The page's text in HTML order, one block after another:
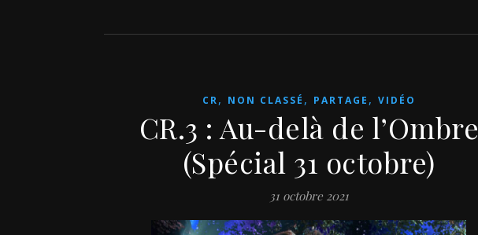
CR, NON CLASSÉ , PARTAGE , VIDÉO
CR.3 : Au-delà de l’Ombre
(Spécial 31 octobre)
31 octobre 2021